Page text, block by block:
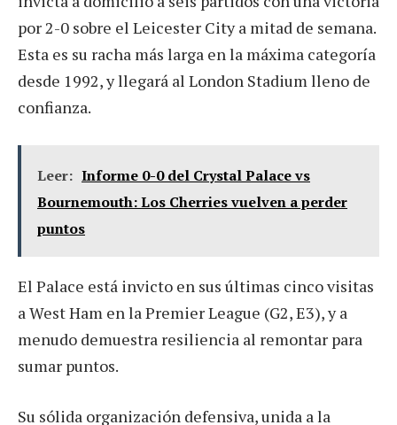
por 2-0 sobre el Leicester City a mitad de semana.
Esta es su racha más larga en la máxima categoría
desde 1992, y llegará al London Stadium lleno de
confianza.
Leer: Informe 0-0 del Crystal Palace vs
Bournemouth: Los Cherries vuelven a perder
puntos
El Palace está invicto en sus últimas cinco visitas
a West Ham en la Premier League (G2, E3), y a
menudo demuestra resiliencia al remontar para
sumar puntos.
Su sólida organización defensiva, unida a la